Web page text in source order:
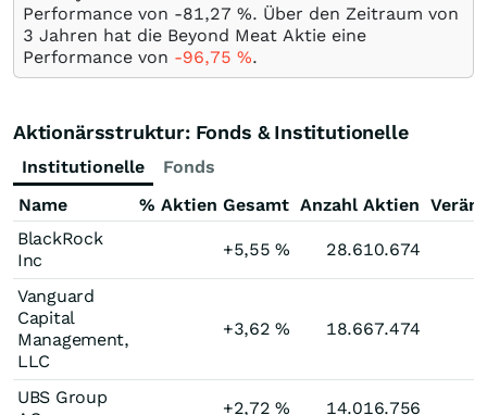
Performance von -81,27 %. Über den Zeitraum von
3 Jahren hat die Beyond Meat Aktie eine
Performance von -96,75 %.
Aktionärsstruktur: Fonds & Institutionelle
Institutionelle
Fonds
Name
% Aktien Gesamt Anzahl Aktien
BlackRock
Inc
+5,55% 28.610.674
Vanguard
Capital
Management,
LLC
+3,62% 18.667.474
UBS Group
+2,72% 14.016.756